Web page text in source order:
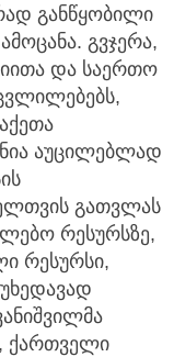
განწყობილი
გვჯერა,
და საერთო
აუცილებლად
გათვლას
რესურსზე,
რესურსი,
ქართველი